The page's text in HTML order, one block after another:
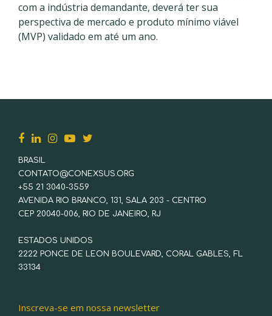
com a indústria demandante, deverá ter sua
perspectiva de mercado e produto mínimo viável
(MVP) validado em até um ano.
BRASIL
CONTATO@CONEXSUS.ORG
+55 21 3040-3559
AVENIDA RIO BRANCO, 131, SALA 203 - CENTRO
CEP 20040-006, RIO DE JANEIRO, RJ
ESTADOS UNIDOS
2222 PONCE DE LEON BOULEVARD, CORAL GABLES, FL
33134
Inscreva-se em nossa newsletter